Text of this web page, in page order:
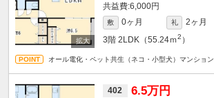
6,000円
敷 0ヶ月 礼
2ヶ月
3階 2LDK（55.24ｍ2 ）
オール電化・ペット共生（ネコ・小型犬）マンション
402 6.5万円